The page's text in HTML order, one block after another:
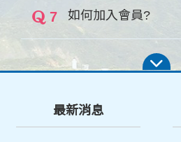
7 如何加入會員?
最新消息